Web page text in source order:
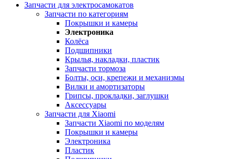
Запчасти для электросамокатов
Запчасти по категориям
Покрышки и камеры
Электроника
Колёса
Подшипники
Крылья, накладки, пластик
Запчасти тормоза
Болты, оси, крепежи и механизмы
Вилки и амортизаторы
Грипсы, прокладки, заглушки
Аксессуары
Запчасти для Xiaomi
Запчасти Xiaomi по моделям
Покрышки и камеры
Электроника
Пластик